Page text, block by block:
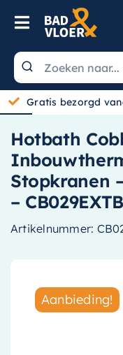
Skip to content
Toggle
Wastafels
Spiegels
Kranen
Douche
Radiatoren
Gratis bezorgd
Hotbath
Stopkranen
–
Artikelnummer:
Aanbieding!